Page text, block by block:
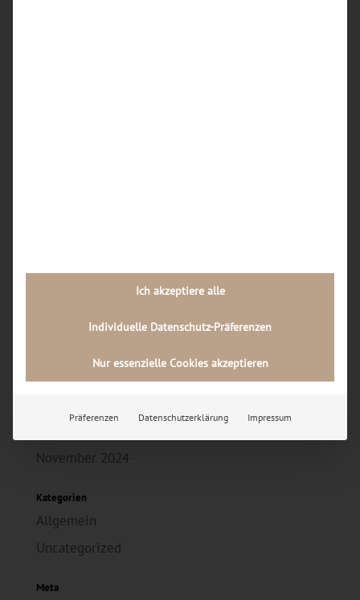
bei Handy-Reparaturen in Dortmund, und wie
kann ich diese als Kunde erkennen?
Archiv
November 2024
Kategorien
Allgemein
Uncategorized
Meta
Ich akzeptiere alle
Individuelle Datenschutz-Präferenzen
Nur essenzielle Cookies akzeptieren
Präferenzen Datenschutzerklärung Impressum